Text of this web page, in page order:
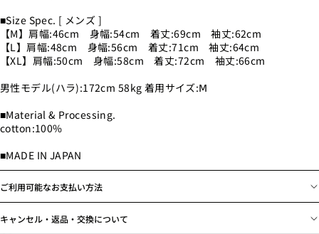
■Size Spec. [ メンズ ]
【M】肩幅:46cm 身幅:54cm 着丈:69cm 袖丈:62cm
【L】肩幅:48cm 身幅:56cm 着丈:71cm 袖丈:64cm
【XL】肩幅:50cm 身幅:58cm 着丈:72cm 袖丈:66cm
男性モデル(ハラ):172cm 58kg 着用サイズ:Ⅿ
■Material & Processing.
cotton:100%
■MADE IN JAPAN
ご利用可能なお支払い方法
キャンセル・返品・交換について